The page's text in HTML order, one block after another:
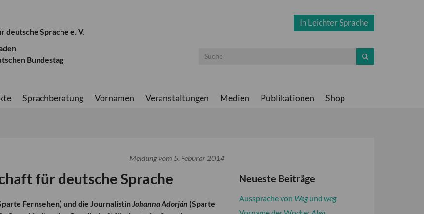
deutsche Sprache e. V.
Bundestag
In Leichter Sprache
Sprachberatung Vornamen Veranstaltungen Medien Publikationen Shop
Meldung vom 5. Feburar 2014
für deutsche Sprache
Fernsehen) und die JournalistinJohanna Adorján (Sparte
Neueste Beiträge
Aussprache von Wegund weg